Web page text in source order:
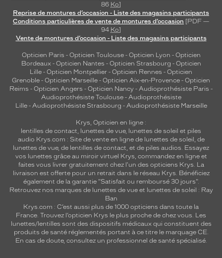
86 Ko]
Reprise de montures d’occasion - Liste des magasins participants
Conditions particulières de vente de montures d’occasion [PDF —
94 Ko]
Vente de montures d’occasion - Liste des magasins participants
Opticien Paris - Opticien Toulouse- Opticien Lyon - Opticien
Bordeaux- Opticien Nantes - Opticien Strasbourg - Opticien
Lille - Opticien Montpellier - Opticien Rennes - Opticien
Grenoble - Opticien Marseille - Opticien Aix-en-Provence - Opticien
Reims - Opticien Angers - Opticien Nancy - Audioprothésiste Paris -
Audioprothésiste Toulouse- Audioprothésiste
Lille- Audioprothésiste Strasbourg - Audioprothésiste Marseille
Krys, Opticien en ligne :
lentilles de contact, lunettes de vue, lunettes de soleil et piles
audio Krys.com : Site de vente en ligne de lunettes de soleil, de
lunettes de vue, de lentilles de contact, et de piles audios. Essayez
vos lunettes grâce au miroir virtuel Krys, commandez en ligne et
faites vous livrer gratuitement chez l'un des opticiens Krys. La
livraison est offerte pour un retrait dans le réseau Krys. Bénéficiez
également de la garantie "Satisfait ou remboursé 30 jours".
Retrouvez nos marques de lunettes de vue et lunettes de soleil : Ray
Ban
Krys.com : C’est aussi plus de 1000 opticiens dans toute la
France. Trouvez l’opticien Krys le plus proche de chez vous. Les
lunettes/lentilles sont des dispositifs médicaux qui constituent des
produits de santé réglementés portant à ce titre le marquage CE.
En cas de doute, consultez un professionnel de santé spécialisé.